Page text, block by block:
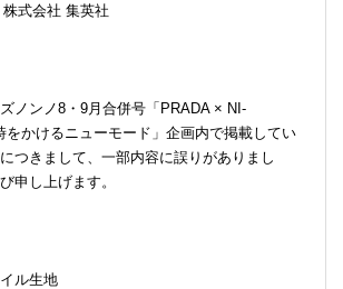
式会社 集英社
ノンノ8・9月合併号「PRADA × NI-
かけるニューモード」企画内で掲載してい
つきまして、一部内容に誤りがありまし
申し上げます。
ル生地